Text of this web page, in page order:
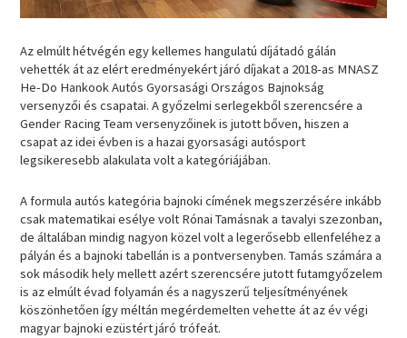
Az elmúlt hétvégén egy kellemes hangulatú díjátadó gálán
vehették át az elért eredményekért járó díjakat a 2018-as MNASZ
He-Do Hankook Autós Gyorsasági Országos Bajnokság
versenyzői és csapatai. A győzelmi serlegekből szerencsére a
Gender Racing Team versenyzőinek is jutott bőven, hiszen a
csapat az idei évben is a hazai gyorsasági autósport
legsikeresebb alakulata volt a kategóriájában.
A formula autós kategória bajnoki címének megszerzésére inkább
csak matematikai esélye volt Rónai Tamásnak a tavalyi szezonban,
de általában mindig nagyon közel volt a legerősebb ellenfeléhez a
pályán és a bajnoki tabellán is a pontversenyben. Tamás számára a
sok második hely mellett azért szerencsére jutott futamgyőzelem
is az elmúlt évad folyamán és a nagyszerű teljesítményének
köszönhetően így méltán megérdemelten vehette át az év végi
magyar bajnoki ezüstért járó trófeát.